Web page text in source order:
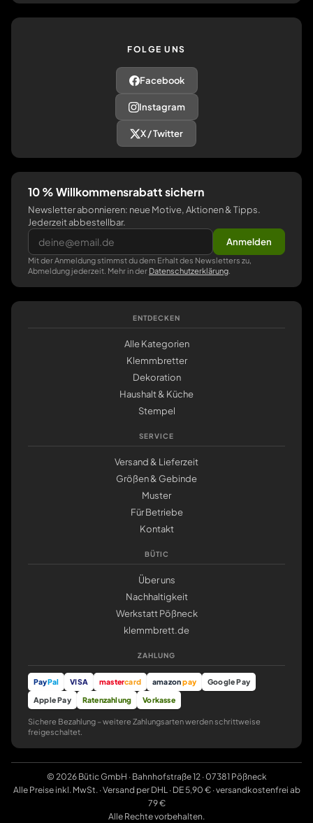
FOLGE UNS
Facebook
Instagram
X / Twitter
10 % Willkommensrabatt sichern
Newsletter abonnieren: neue Motive, Aktionen & Tipps.
Jederzeit abbestellbar.
Anmelden
Mit der Anmeldung stimmst du dem Erhalt des Newsletters zu,
Abmeldung jederzeit. Mehr in der Datenschutzerklärung
ENTDECKEN
Alle Kategorien
Klemmbretter
Dekoration
Haushalt & Küche
Stempel
SERVICE
Versand & Lieferzeit
Größen & Gebinde
Muster
Für Betriebe
Kontakt
BÜTIC
Über uns
Nachhaltigkeit
Werkstatt Pößneck
klemmbrett.de
ZAHLUNG
PayPal VISA mastercard amazonpay
Google Pay
Apple Pay
Ratenzahlung Vorkasse
Sichere Bezahlung – weitere Zahlungsarten werden schrittweise
freigeschaltet.
© 2026 Bütic GmbH · Bahnhofstraße 12 · 07381 Pößneck
Alle Preise inkl. MwSt. · Versand per DHL · DE 5,90 € · versandkostenfrei ab
79 €
Alle Rechte vorbehalten.